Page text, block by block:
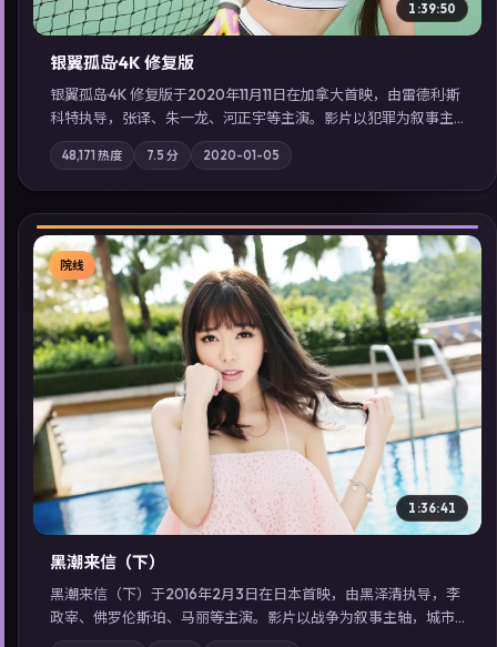
1:39:50
银翼孤岛·4K 修复版
银翼孤岛·4K 修复版于2020年11月11日在加拿大首映，由雷德利·斯
科特执导，张译、朱一龙、河正宇等主演。影片以犯罪为叙事主
轴，边境小镇的平静被一封匿名信彻底打破；摄影与配乐强化地
域气质；站内亦可通过「国产免费观看高清电视剧在线看」延展
检索同类型高分佳作，畅享高清在线追剧体验。
48,171 热度 7.5 分 2020-01-05
▶
院线
1:36:41
黑潮来信（下）
黑潮来信（下）于2016年2月3日在日本首映，由黑泽清执导，李
政宰、佛罗伦斯·珀、马丽等主演。影片以战争为叙事主轴，城市
霓虹背后，有人用规则改写命运；摄影与配乐强化地域气质；站